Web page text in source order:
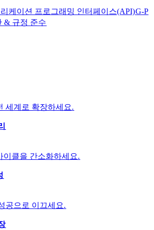
케이션 프로그래밍 인터페이스(API)​​G-P
& 규정 준수​​
세계로 확장하세요.​​
이클을 간소화하세요.​​
공으로 이끄세요.​​